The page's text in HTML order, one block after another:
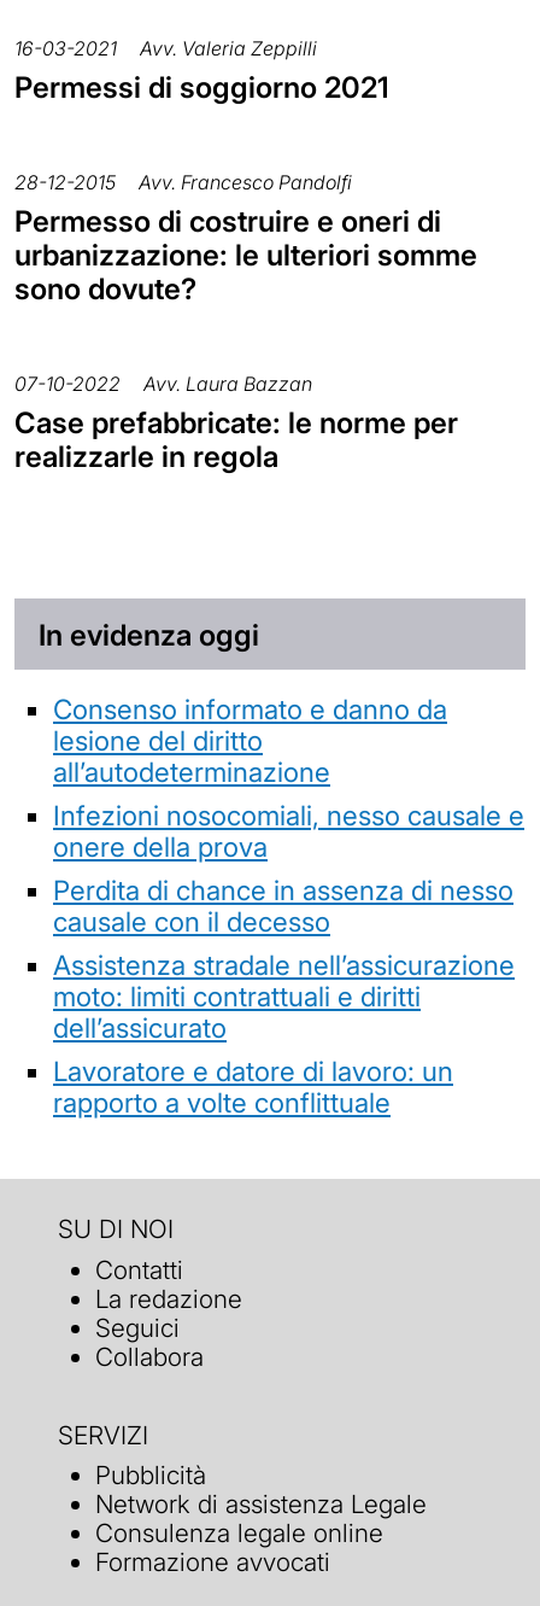
16-03-2021 Avv. Valeria Zeppilli
Permessi di soggiorno 2021
28-12-2015 Avv. Francesco Pandolfi
Permesso di costruire e oneri di
urbanizzazione: le ulteriori somme
sono dovute?
07-10-2022 Avv. Laura Bazzan
Case prefabbricate: le norme per
realizzarle in regola
In evidenza oggi
Consenso informato e danno da
lesione del diritto
all’autodeterminazione
Infezioni nosocomiali, nesso causale e
onere della prova
Perdita di chance in assenza di nesso
causale con il decesso
Assistenza stradale nell’assicurazione
moto: limiti contrattuali e diritti
dell’assicurato
Lavoratore e datore di lavoro: un
rapporto a volte conflittuale
SU DI NOI
Contatti
La redazione
Seguici
Collabora
SERVIZI
Pubblicità
Network di assistenza Legale
Consulenza legale online
Formazione avvocati